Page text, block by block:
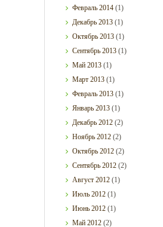
Февраль2014 (1)
Декабрь2013 (1)
Октябрь2013 (1)
Сентябрь2013 (1)
Май2013 (1)
Март2013 (1)
Февраль2013 (1)
Январь2013 (1)
Декабрь2012 (2)
Ноябрь2012 (2)
Октябрь2012 (2)
Сентябрь2012 (2)
Август2012 (1)
Июль2012 (1)
Июнь2012 (1)
Май2012 (2)